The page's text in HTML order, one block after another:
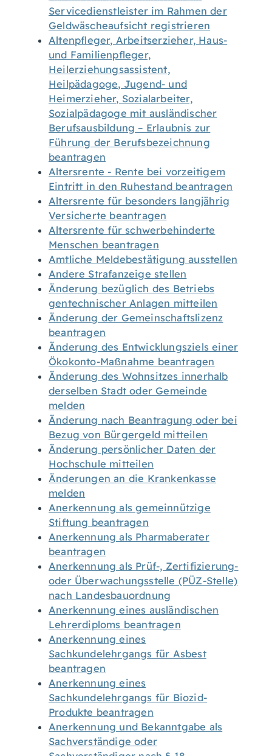
Servicedienstleister im Rahmen der
Geldwäscheaufsicht registrieren
Altenpfleger, Arbeitserzieher, Haus-
und Familienpfleger,
Heilerziehungsassistent,
Heilpädagoge, Jugend- und
Heimerzieher, Sozialarbeiter,
Sozialpädagoge mit ausländischer
Berufsausbildung – Erlaubnis zur
Führung der Berufsbezeichnung
beantragen
Altersrente - Rente bei vorzeitigem
Eintritt in den Ruhestand beantragen
Altersrente für besonders langjährig
Versicherte beantragen
Altersrente für schwerbehinderte
Menschen beantragen
Amtliche Meldebestätigung ausstellen
Andere Strafanzeige stellen
Änderung bezüglich des Betriebs
gentechnischer Anlagen mitteilen
Änderung der Gemeinschaftslizenz
beantragen
Änderung des Entwicklungsziels einer
Ökokonto-Maßnahme beantragen
Änderung des Wohnsitzes innerhalb
derselben Stadt oder Gemeinde
melden
Änderung nach Beantragung oder bei
Bezug von Bürgergeld mitteilen
Änderung persönlicher Daten der
Hochschule mitteilen
Änderungen an die Krankenkasse
melden
Anerkennung als gemeinnützige
Stiftung beantragen
Anerkennung als Pharmaberater
beantragen
Anerkennung als Prüf-, Zertifizierung-
oder Überwachungsstelle (PÜZ-Stelle)
nach Landesbauordnung
Anerkennung eines ausländischen
Lehrerdiploms beantragen
Anerkennung eines
Sachkundelehrgangs für Asbest
beantragen
Anerkennung eines
Sachkundelehrgangs für Biozid-
Produkte beantragen
Anerkennung und Bekanntgabe als
Sachverständige oder